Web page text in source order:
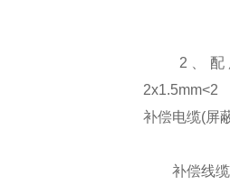
2、配
2x1.5mm<2
补偿电缆(屏
补偿线缆